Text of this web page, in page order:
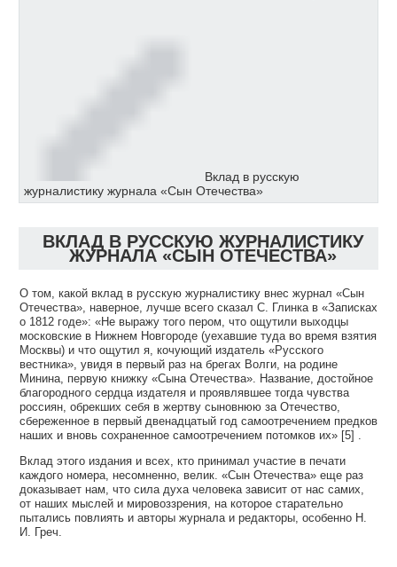
Вклад в русскую
журналистику журнала «Сын Отечества»
ВКЛАД В РУССКУЮ ЖУРНАЛИСТИКУ
ЖУРНАЛА «СЫН ОТЕЧЕСТВА»
О том, какой вклад в русскую журналистику внес журнал «Сын
Отечества», наверное, лучше всего сказал С. Глинка в «Записках
о 1812 годе»: «Не выражу того пером, что ощутили выходцы
московские в Нижнем Новгороде (уехавшие туда во время взятия
Москвы) и что ощутил я, кочующий издатель «Русского
вестника», увидя в первый раз на брегах Волги, на родине
Минина, первую книжку «Сына Отечества». Название, достойное
благородного сердца издателя и проявлявшее тогда чувства
россиян, обрекших себя в жертву сыновнюю за Отечество,
сбереженное в первый двенадцатый год самоотречением предков
наших и вновь сохраненное самоотречением потомков их» [5] .
Вклад этого издания и всех, кто принимал участие в печати
каждого номера, несомненно, велик. «Сын Отечества» еще раз
доказывает нам, что сила духа человека зависит от нас самих,
от наших мыслей и мировоззрения, на которое старательно
пытались повлиять и авторы журнала и редакторы, особенно Н.
И. Греч.